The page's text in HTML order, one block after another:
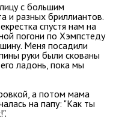
с большим
и разных бриллиантов.
спустя нам на
погони по Хэмпстеду
Меня посадили
руки были скованы
ладонь, пока мы
а потом мама
на папу: "Как ты